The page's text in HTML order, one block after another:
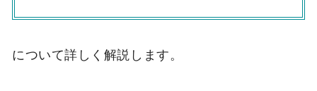
について詳しく解説します。